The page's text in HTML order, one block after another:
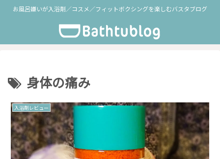
お風呂嫌いが入浴剤／コスメ／フィットボクシングを楽しむバスタブログ
身体の痛み
入浴剤レビュー